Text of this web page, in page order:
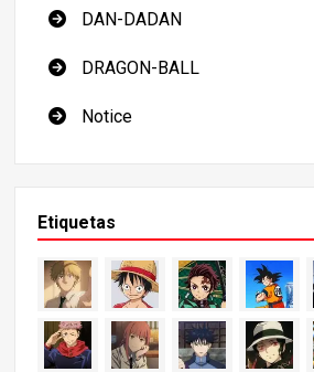
DAN-DADAN
DRAGON-BALL
Notice
Etiquetas